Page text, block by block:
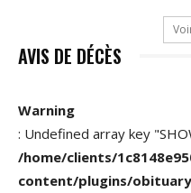
AVIS DE DÉCÈS
Warning
: Undefined array key
/home/clients/
content/plugins/